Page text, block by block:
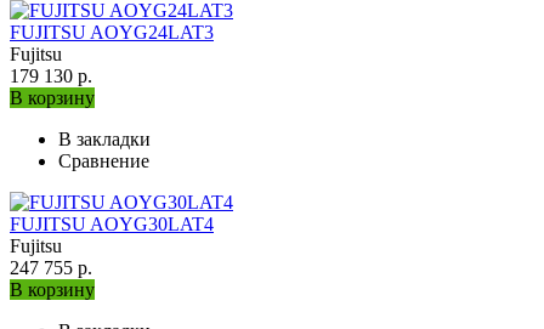
FUJITSU AOYG24LAT3
Fujitsu
179 130 р.
В корзину
В закладки
Сравнение
FUJITSU AOYG30LAT4
Fujitsu
247 755 р.
В корзину